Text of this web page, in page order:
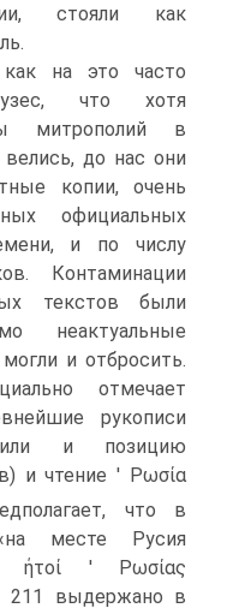
стояли как
как на это часто
что хотя
митрополий в
велись, до нас они
копии, очень
официальных
и по числу
Контаминации
текстов были
неактуальные
и отбросить.
отмечает
рукописи
и позицию
и чтение ' Ρωσία
что в
месте Русия
ήτοί ' Ρωσίας
211 выдержано в